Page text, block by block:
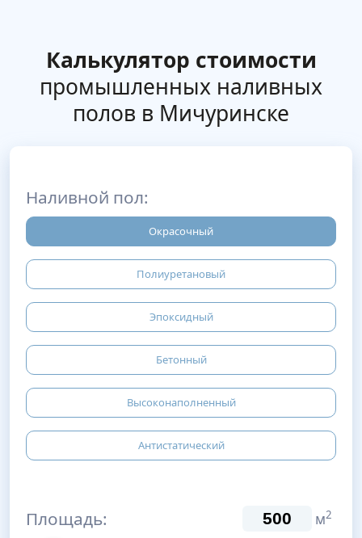
Калькулятор стоимости
промышленных наливных
полов в Мичуринске
Наливной пол:
Окрасочный
Полиуретановый
Эпоксидный
Бетонный
Высоконаполненный
Антистатический
Площадь: м2